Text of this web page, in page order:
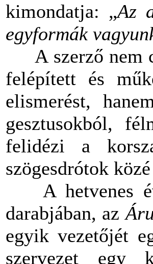
kimondatja: „Az
egyformák
A szerző nem
felépített és
elismerést,
gesztusokból,
felidézi a
szögesdrótok
A hetvenes
darabjában, az
egyik vezetőjét
szervezet egy